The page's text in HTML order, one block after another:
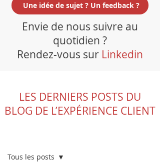
Une idée de sujet ? Un feedback ?
Envie de nous suivre au
quotidien ?
Rendez-vous sur Linkedin
LES DERNIERS POSTS DU
BLOG DE L’EXPÉRIENCE CLIENT
Tous les posts